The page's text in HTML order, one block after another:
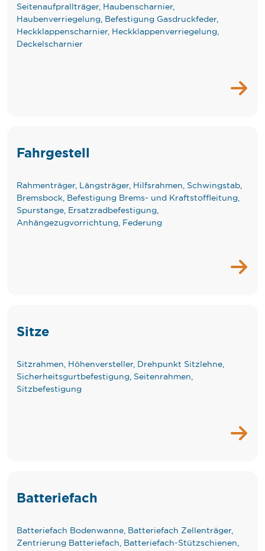
Seitenaufprallträger, Haubenscharnier,
Haubenverriegelung, Befestigung Gasdruckfeder,
Heckklappenscharnier, Heckklappenverriegelung,
Deckelscharnier
Fahrgestell
Rahmenträger, Längsträger, Hilfsrahmen, Schwingstab,
Bremsbock, Befestigung Brems- und Kraftstoffleitung,
Spurstange, Ersatzradbefestigung,
Anhängezugvorrichtung, Federung
Sitze
Sitzrahmen, Höhenversteller, Drehpunkt Sitzlehne,
Sicherheitsgurtbefestigung, Seitenrahmen,
Sitzbefestigung
Batteriefach
Batteriefach Bodenwanne, Batteriefach Zellenträger,
Zentrierung Batteriefach, Batteriefach-Stützschienen,